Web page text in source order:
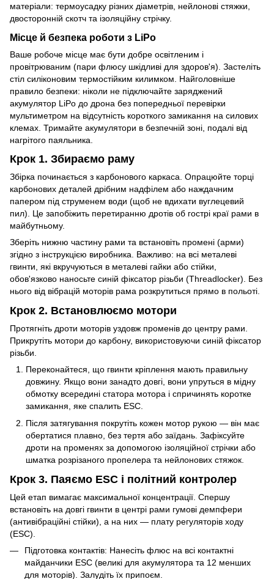
матеріали: термоусадку різних діаметрів, нейлонові стяжки,
двосторонній скотч та ізоляційну стрічку.
Місце й безпека роботи з LiPo
Ваше робоче місце має бути добре освітленим і
провітрюваним (пари флюсу шкідливі для здоров'я). Застеліть
стіл силіконовим термостійким килимком. Найголовніше
правило безпеки: ніколи не підключайте заряджений
акумулятор LiPo до дрона без попередньої перевірки
мультиметром на відсутність короткого замикання на силових
клемах. Тримайте акумулятори в безпечній зоні, подалі від
нагрітого паяльника.
Крок 1. Збираємо раму
Збірка починається з карбонового каркаса. Опрацюйте торці
карбонових деталей дрібним надфілем або наждачним
папером під струменем води (щоб не вдихати вуглецевий
пил). Це запобіжить перетиранню дротів об гострі краї рами в
майбутньому.
Зберіть нижню частину рами та встановіть промені (арми)
згідно з інструкцією виробника. Важливо: на всі металеві
гвинти, які вкручуються в металеві гайки або стійки,
обов'язково наносьте синій фіксатор різьби (Threadlocker). Без
нього від вібрацій моторів рама розкрутиться прямо в польоті.
Крок 2. Встановлюємо мотори
Протягніть дроти моторів уздовж променів до центру рами.
Прикрутіть мотори до карбону, використовуючи синій фіксатор
різьби.
Переконайтеся, що гвинти кріплення мають правильну
довжину. Якщо вони занадто довгі, вони упруться в мідну
обмотку всередині статора мотора і спричинять коротке
замикання, яке спалить ESC.
Після затягування покрутіть кожен мотор рукою — він має
обертатися плавно, без тертя або заїдань. Зафіксуйте
дроти на променях за допомогою ізоляційної стрічки або
шматка розрізаного пропелера та нейлонових стяжок.
Крок 3. Паяємо ESC і політний контролер
Цей етап вимагає максимальної концентрації. Спершу
встановіть на довгі гвинти в центрі рами гумові демпфери
(антивібраційні стійки), а на них — плату регуляторів ходу
(ESC).
Підготовка контактів: Нанесіть флюс на всі контактні
майданчики ESC (великі для акумулятора та 12 менших
для моторів). Залудіть їх припоєм.